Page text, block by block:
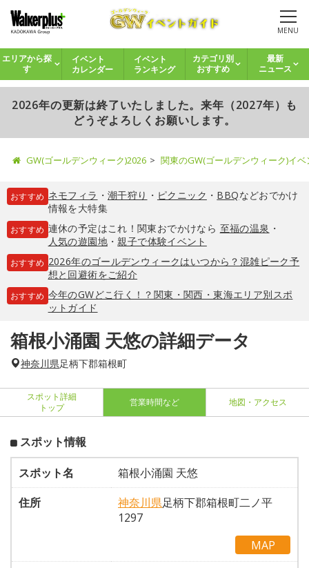
MENU
エリアから探
す
イベント
カレンダー
イベント
ランキング
カテゴリ別
おすすめ
最新
ニュース
2026年の更新は終了いたしました。来年（2027年）も
どうぞよろしくお願いします。
GW(ゴールデンウィーク)2026 関東のGW(ゴールデンウィーク)イ
おすすめ ネモフィラ ・ 潮干狩り ・ ピクニック ・ BBQなどおでかけ
情報を大特集
おすすめ 連休の予定はこれ！関東おでかけなら 至福の温泉 ・
人気の遊園地・親子で体験イベント
おすすめ 2026年のゴールデンウィークはいつから？混雑ピーク予
想と回避術をご紹介
おすすめ 今年のGWどこ行く！？関東・関西・東海エリア別スポ
ットガイド
箱根小涌園 天悠の詳細データ
神奈川県足柄下郡箱根町
スポット詳細
トップ
営業時間など 地図・アクセス
スポット情報
スポット名
箱根小涌園 天悠
住所
神奈川県足柄下郡箱根町二ノ平
1297
MAP